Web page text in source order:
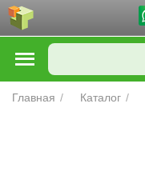
Главная / Каталог /